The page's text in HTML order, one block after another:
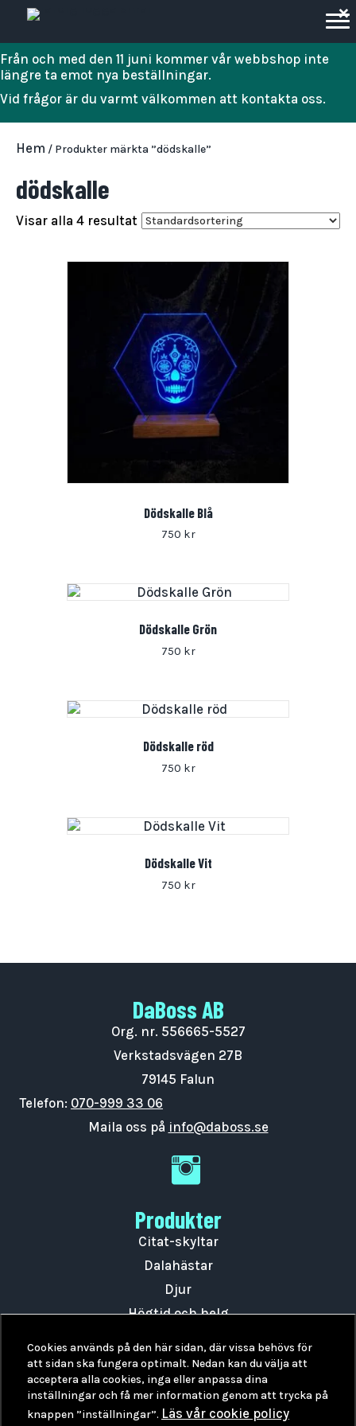
Från och med den 11 juni kommer vår webbshop inte
längre ta emot nya beställningar.
Vid frågor är du varmt välkommen att kontakta oss.
Hem / Produkter märkta ”dödskalle”
dödskalle
Visar alla 4 resultat
Dödskalle Blå
750 kr
Dödskalle Grön
750 kr
Dödskalle röd
750 kr
Dödskalle Vit
750 kr
DaBoss AB
Org. nr. 556665-5527
Verkstadsvägen 27B
79145 Falun
Telefon: 070-999 33 06
Maila oss på info@daboss.se
DaBoss Instagram
Produkter
Citat-skyltar
Dalahästar
Djur
Högtid och helg
Utan LED
Tillbehör
Om DaBoss
×
Cookies används på den här sidan, där vissa behövs för
att sidan ska fungera optimalt. Nedan kan du välja att
acceptera alla cookies, inga eller anpassa dina
inställningar och få mer information genom att trycka på
knappen ”inställningar”. Läs vår cookie policy